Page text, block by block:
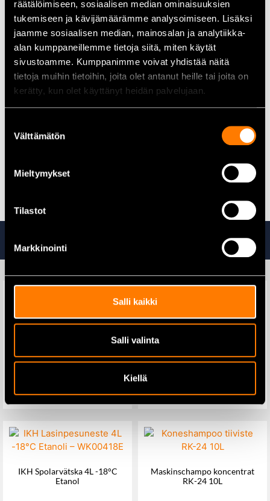
räätälöimiseen, sosiaalisen median ominaisuuksien
tukemiseen ja kävijämäärämme analysoimiseen. Lisäksi
jaamme sosiaalisen median, mainosalan ja analytiikka-
alan kumppaneillemme tietoja siitä, miten käytät
sivustoamme. Kumppanimme voivat yhdistää näitä
tietoja muihin tietoihin, joita olet antanut heille tai joita on
kerätty, kun olet käyttänyt heidän palvelujaan.
valinta
Välttämätön
Mieltymykset
Tilastot
Markkinointi
Salli kaikki
Salli valinta
Kiellä
Volymer:1 liter, 2 liter och 5 liter
Mätskala:Graderad för exakt mätning
Handtag:Ergonomisk utformning
Hällpip:Konstruerad för exakt hällning utan spill
Användningsområden
Matlagning:Noggrann mätning av ingredienser enligt
Bilvård:
Mätning och påfyllning av vätskor som olja eller
bekämpningsmedel
Mätning av vätskor för olika projekt
Lägg till i varukorg Lägg till i varukorg
IKH Spolarvätska 4L -18°C
Etanol
Maskinschampo koncentrat
RK-24 10L